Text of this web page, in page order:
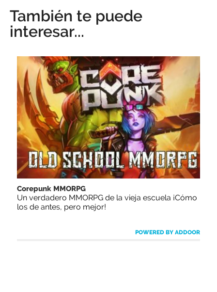
También te puede
interesar...
Corepunk MMORPG
Un verdadero MMORPG de la vieja escuela ¡Cómo
los de antes, pero mejor!
POWERED BY ADDOOR